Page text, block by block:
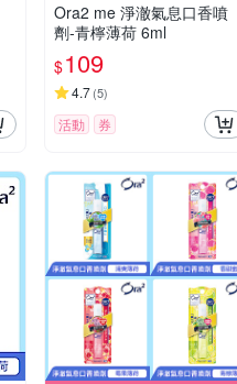
Ora2 me 淨澈氣息口香噴
劑-青檸薄荷 6ml
$109
4.7(5)
活動 券